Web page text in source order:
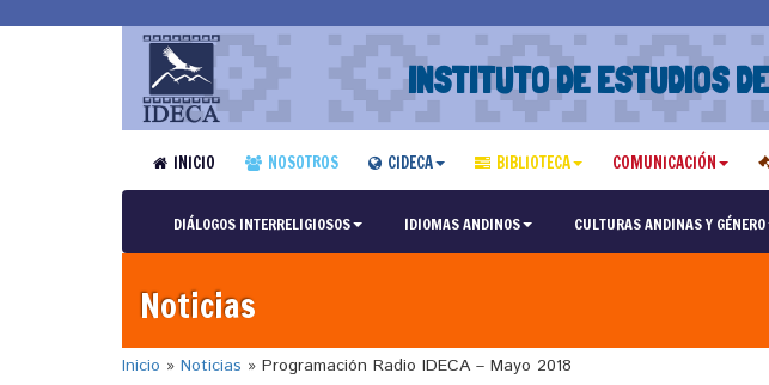
INSTITUTO DE ESTUDIOS
INICIO NOSOTROS CIDECA BIBLIOTECA COMUNICACIÓN
DIÁLOGOS INTERRELIGIOSOS IDIOMAS ANDINOS CULTURAS ANDINAS Y GÉNERO
Noticias
Inicio » Noticias » Programación Radio IDECA – Mayo 2018